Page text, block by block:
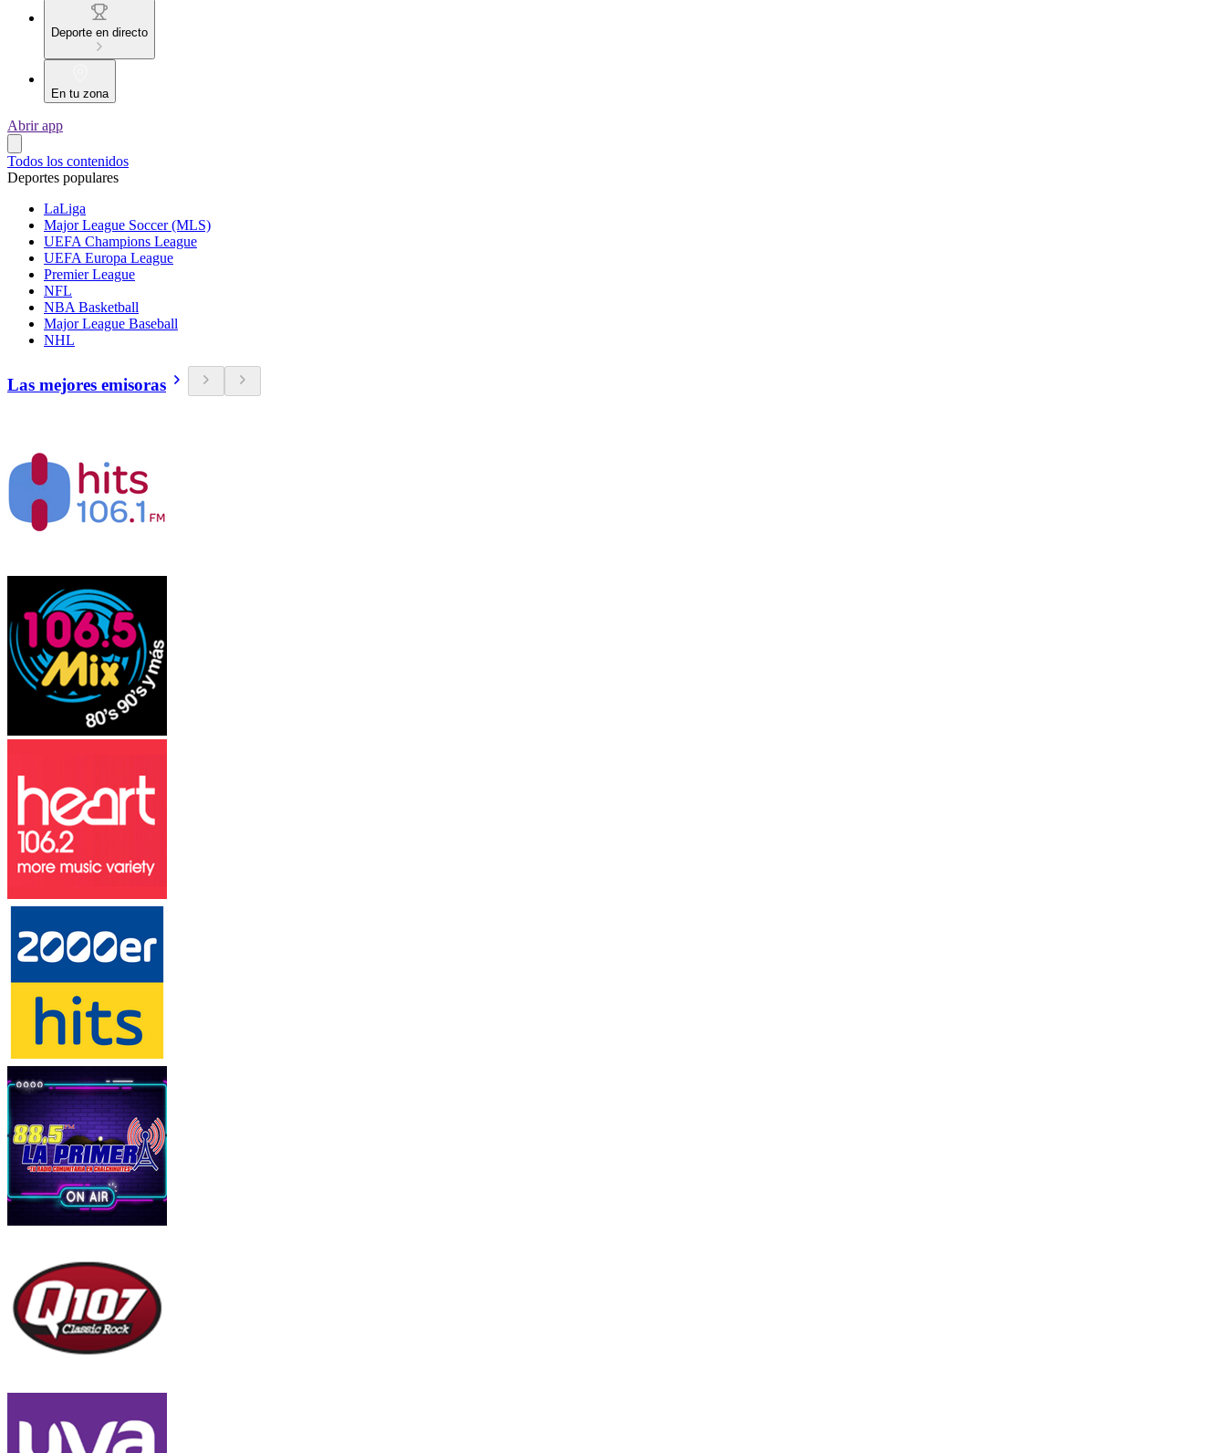
Deporte en directo
En tu zona
Abrir app
Todos los contenidos
Deportes populares
LaLiga
Major League Soccer (MLS)
UEFA Champions League
UEFA Europa League
Premier League
NFL
NBA Basketball
Major League Baseball
NHL
Las mejores emisoras